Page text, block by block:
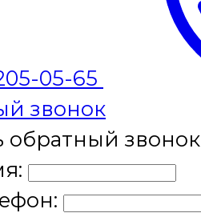
05-65
звонок
обратный звонок